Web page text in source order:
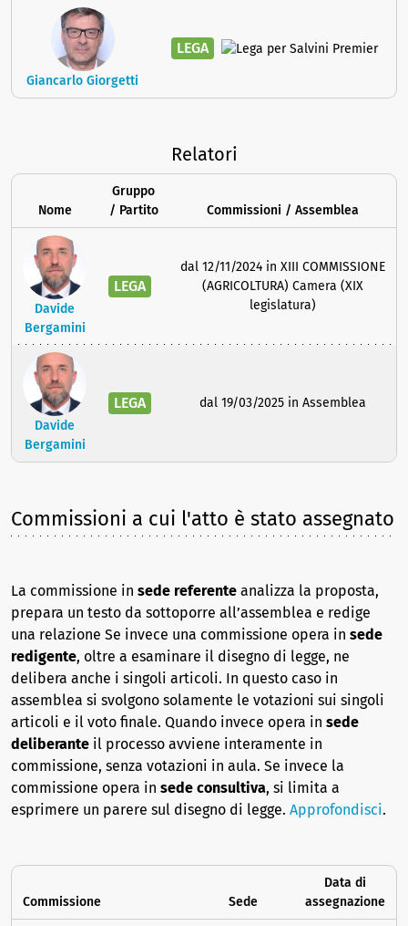
Giancarlo Giorgetti
LEGA
Relatori
Nome
Gruppo
/ Partito
Commissioni / Assemblea
Davide
Bergamini
LEGA
dal 12/11/2024 in XIII COMMISSIONE
(AGRICOLTURA) Camera (XIX
legislatura)
Davide
Bergamini
LEGA dal 19/03/2025 in Assemblea
Commissioni a cui l'atto è stato assegnato
La commissione in sede referente analizza la proposta,
prepara un testo da sottoporre all’assemblea e redige
una relazione Se invece una commissione opera in sede
redigente, oltre a esaminare il disegno di legge, ne
delibera anche i singoli articoli. In questo caso in
assemblea si svolgono solamente le votazioni sui singoli
articoli e il voto finale. Quando invece opera in sede
deliberante il processo avviene interamente in
commissione, senza votazioni in aula. Se invece la
commissione opera in sede consultiva, si limita a
esprimere un parere sul disegno di legge. Approfondisci.
Commissione Sede
Data di
assegnazione